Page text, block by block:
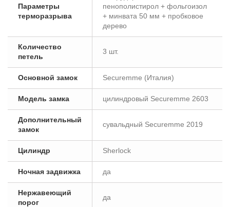
Параметры
терморазрыва
пенополистирол + фольгоизол
+ минвата 50 мм + пробковое
дерево
Количество
петель
3 шт.
Основной замок Securemme (Италия)
Модель замка цилиндровый Securemme 2603
Дополнительный
замок
сувальдный Securemme 2019
Цилиндр Sherlock
Ночная задвижка да
Нержавеющий
порог
да